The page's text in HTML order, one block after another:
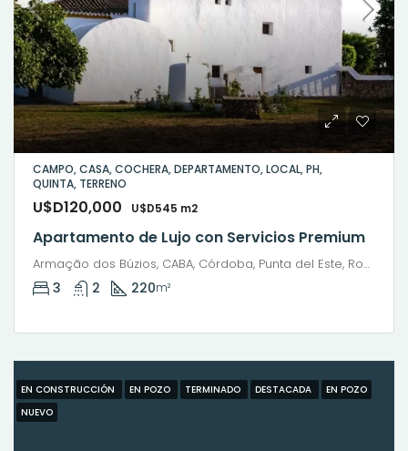
CAMPO, CASA, COCHERA, DEPARTAMENTO, LOCAL, PH,
QUINTA, TERRENO
U$D120,000 U$D545 m2
Apartamento de Lujo con Servicios Premium
Armação dos Búzios, CABA, Córdoba, Punta del Este, Rosario, Santiago de Chile, Valparaíso, Villa Dolores, Viña del Mar
3 2 220m²
EN CONSTRUCCIÓN EN POZO TERMINADO DESTACADA
EN POZO
NUEVO